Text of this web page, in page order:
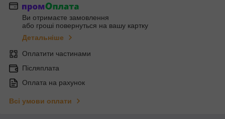
Ви отримаєте замовлення
або гроші повернуться на вашу картку
Детальніше
Оплатити частинами
Післяплата
Оплата на рахунок
Всі умови оплати